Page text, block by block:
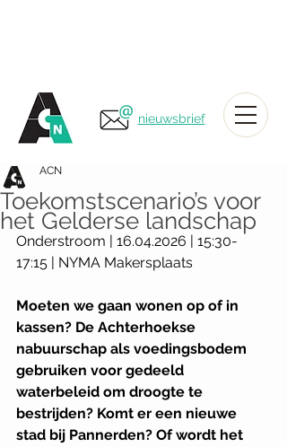
nieuwsbrief
Toekomstscenario’s voor
het Gelderse landschap
ACN
Onderstroom | 16.04.2026 | 15:30-
17:15 | NYMA Makersplaats
Moeten we gaan wonen op of in
kassen? De Achterhoekse
nabuurschap als voedingsbodem
gebruiken voor gedeeld
waterbeleid om droogte te
bestrijden? Komt er een nieuwe
stad bij Pannerden? Of wordt het